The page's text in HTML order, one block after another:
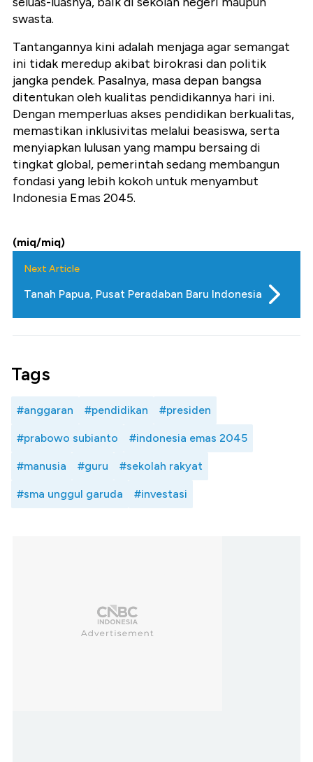
swasta.
Tantangannya kini adalah menjaga agar semangat
ini tidak meredup akibat birokrasi dan politik
jangka pendek. Pasalnya, masa depan bangsa
ditentukan oleh kualitas pendidikannya hari ini.
Dengan memperluas akses pendidikan berkualitas,
memastikan inklusivitas melalui beasiswa, serta
menyiapkan lulusan yang mampu bersaing di
tingkat global, pemerintah sedang membangun
fondasi yang lebih kokoh untuk menyambut
Indonesia Emas 2045.
(miq/miq)
Next Article
Tanah Papua, Pusat Peradaban Baru Indonesia
Tags
#anggaran #pendidikan #presiden
#prabowo subianto #indonesia emas 2045
#manusia #guru #sekolah rakyat
#sma unggul garuda #investasi